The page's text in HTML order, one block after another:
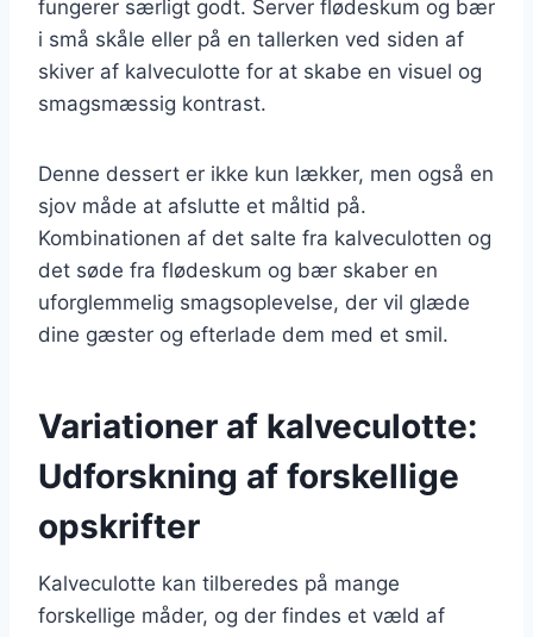
fungerer særligt godt. Server flødeskum og bær
i små skåle eller på en tallerken ved siden af
skiver af kalveculotte for at skabe en visuel og
smagsmæssig kontrast.
Denne dessert er ikke kun lækker, men også en
sjov måde at afslutte et måltid på.
Kombinationen af det salte fra kalveculotten og
det søde fra flødeskum og bær skaber en
uforglemmelig smagsoplevelse, der vil glæde
dine gæster og efterlade dem med et smil.
Variationer af kalveculotte:
Udforskning af forskellige
opskrifter
Kalveculotte kan tilberedes på mange
forskellige måder, og der findes et væld af